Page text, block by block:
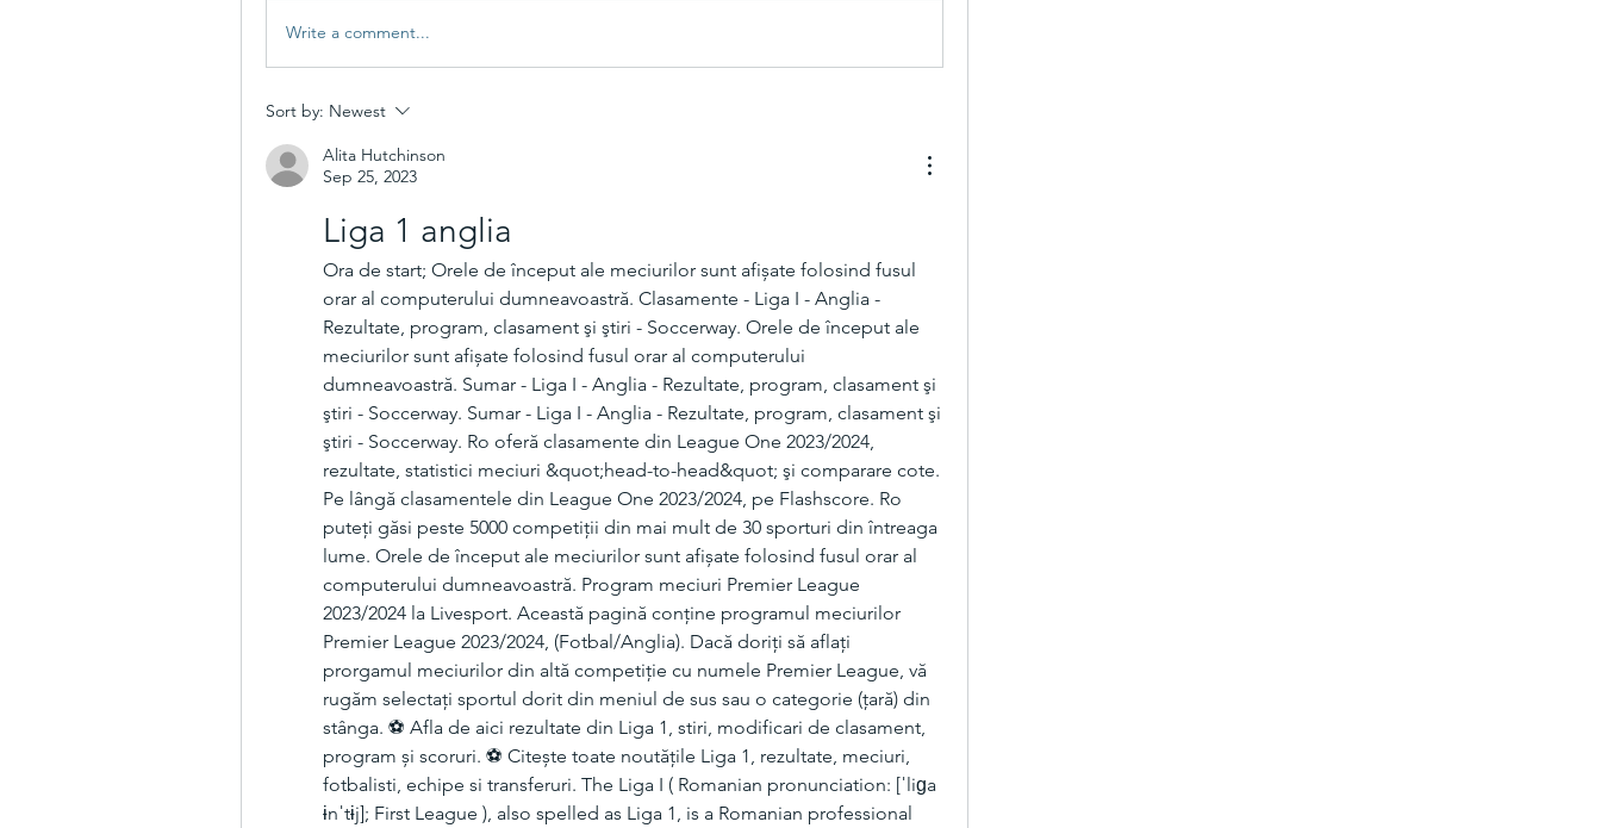
Write a comment...
Sort by: Newest
Alita Hutchinson
Sep 25, 2023
Liga 1 anglia
Ora de start; Orele de început ale meciurilor sunt afișate folosind fusul
orar al computerului dumneavoastră. Clasamente - Liga I - Anglia -
Rezultate, program, clasament şi ştiri - Soccerway. Orele de început ale
meciurilor sunt afișate folosind fusul orar al computerului
dumneavoastră. Sumar - Liga I - Anglia - Rezultate, program, clasament şi
ştiri - Soccerway. Sumar - Liga I - Anglia - Rezultate, program, clasament şi
ştiri - Soccerway. Ro oferă clasamente din League One 2023/2024,
rezultate, statistici meciuri &quot;head-to-head&quot; şi comparare cote.
Pe lângă clasamentele din League One 2023/2024, pe Flashscore. Ro
puteţi găsi peste 5000 competiţii din mai mult de 30 sporturi din întreaga
lume. Orele de început ale meciurilor sunt afișate folosind fusul orar al
computerului dumneavoastră. Program meciuri Premier League
2023/2024 la Livesport. Această pagină conține programul meciurilor
Premier League 2023/2024, (Fotbal/Anglia). Dacă doriți să aflați
prorgamul meciurilor din altă competiție cu numele Premier League, vă
rugăm selectați sportul dorit din meniul de sus sau o categorie (țară) din
stânga. ⚽ Afla de aici rezultate din Liga 1, stiri, modificari de clasament,
program și scoruri. ⚽ Citește toate noutățile Liga 1, rezultate, meciuri,
fotbalisti, echipe si transferuri. The Liga I ( Romanian pronunciation: [ˈliɡa
ɨnˈtɨj]; First League ), also spelled as Liga 1, is a Romanian professional